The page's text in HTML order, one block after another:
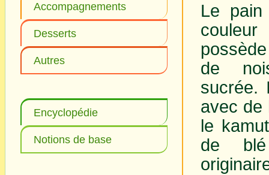
Accompagnements
Desserts
Autres
Encyclopédie
Notions de base
Le
de
sucrée.
avec de
le
de